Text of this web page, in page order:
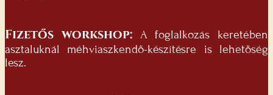
Fizetős workshop: A foglalkozás keretében
asztaluknál méhviaszkendő-készítésre is lehetőség
lesz.